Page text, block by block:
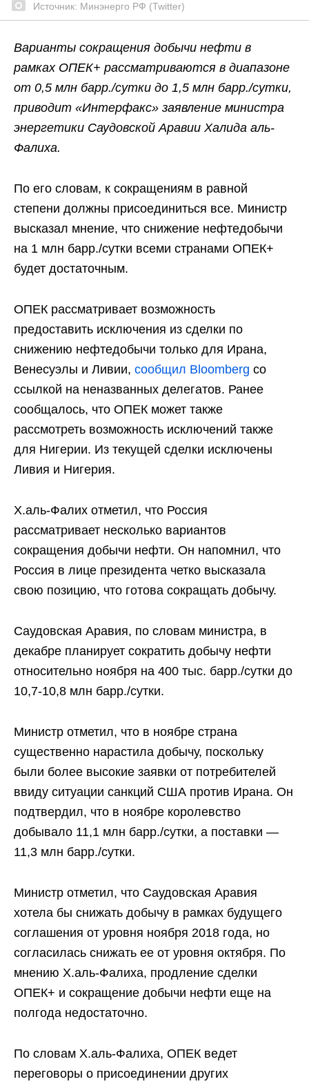
Источник: Минэнерго РФ (Twitter)
Варианты сокращения добычи нефти в
рамках ОПЕК+ рассматриваются в диапазоне
от 0,5 млн барр./сутки до 1,5 млн барр./сутки,
приводит «Интерфакс» заявление министра
энергетики Саудовской Аравии Халида аль-
Фалиха.
По его словам, к сокращениям в равной
степени должны присоединиться все. Министр
высказал мнение, что снижение нефтедобычи
на 1 млн барр./сутки всеми странами ОПЕК+
будет достаточным.
ОПЕК рассматривает возможность
предоставить исключения из сделки по
снижению нефтедобычи только для Ирана,
Венесуэлы и Ливии, сообщил Bloomberg со
ссылкой на неназванных делегатов. Ранее
сообщалось, что ОПЕК может также
рассмотреть возможность исключений также
для Нигерии. Из текущей сделки исключены
Ливия и Нигерия.
Х.аль-Фалих отметил, что Россия
рассматривает несколько вариантов
сокращения добычи нефти. Он напомнил, что
Россия в лице президента четко высказала
свою позицию, что готова сокращать добычу.
Саудовская Аравия, по словам министра, в
декабре планирует сократить добычу нефти
относительно ноября на 400 тыс. барр./сутки до
10,7-10,8 млн барр./сутки.
Министр отметил, что в ноябре страна
существенно нарастила добычу, поскольку
были более высокие заявки от потребителей
ввиду ситуации санкций США против Ирана. Он
подтвердил, что в ноябре королевство
добывало 11,1 млн барр./сутки, а поставки —
11,3 млн барр./сутки.
Министр отметил, что Саудовская Аравия
хотела бы снижать добычу в рамках будущего
соглашения от уровня ноября 2018 года, но
согласилась снижать ее от уровня октября. По
мнению Х.аль-Фалиха, продление сделки
ОПЕК+ и сокращение добычи нефти еще на
полгода недостаточно.
По словам Х.аль-Фалиха, ОПЕК ведет
переговоры о присоединении других